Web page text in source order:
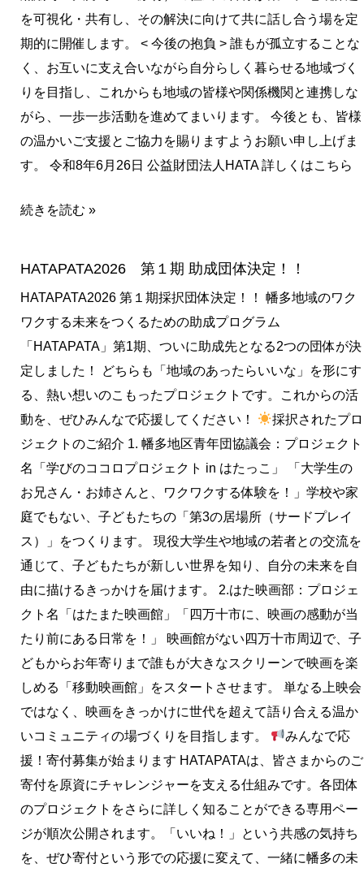
を可視化・共有し、その解決に向けて共に話し合う場を定
期的に開催します。 < 今後の抱負 > 誰もが孤立することな
く、お互いに支え合いながら自分らしく暮らせる地域づく
りを目指し、これからも地域の皆様や関係機関と連携しな
がら、一歩一歩活動を進めてまいります。 今後とも、皆様
の温かいご支援とご協力を賜りますようお願い申し上げま
す。 令和8年6月26日 公益財団法人HATA 詳しくはこちら
続きを読む »
HATAPATA2026 第１期 助成団体決定！！
HATAPATA2026 第１期採択団体決定！！ 幡多地域のワク
ワクする未来をつくるための助成プログラム
「HATAPATA」第1期、ついに助成先となる2つの団体が決
定しました！ どちらも「地域のあったらいいな」を形にす
る、熱い想いのこもったプロジェクトです。これからの活
動を、ぜひみんなで応援してください！
採択されたプロ
ジェクトのご紹介 1. 幡多地区青年団協議会：プロジェクト
名「学びのココロプロジェクト in はたっこ」 「大学生の
お兄さん・お姉さんと、ワクワクする体験を！」学校や家
庭でもない、子どもたちの「第3の居場所（サードプレイ
ス）」をつくります。 現役大学生や地域の若者との交流を
通じて、子どもたちが新しい世界を知り、自分の未来を自
由に描けるきっかけを届けます。 2.はた映画部：プロジェ
クト名「はたまた映画館」「四万十市に、映画の感動が当
たり前にある日常を！」 映画館がない四万十市周辺で、子
どもからお年寄りまで誰もが大きなスクリーンで映画を楽
しめる「移動映画館」をスタートさせます。 単なる上映会
ではなく、映画をきっかけに世代を超えて語り合える温か
いコミュニティの場づくりを目指します。
みんなで応
援！寄付募集が始まります HATAPATAは、皆さまからのご
寄付を原資にチャレンジャーを支える仕組みです。各団体
のプロジェクトをさらに詳しく知ることができる専用ペー
ジが順次公開されます。「いいね！」という共感の気持ち
を、ぜひ寄付という形での応援に変えて、一緒に幡多の未
HATAPATA2026
第
１
期
助
成
団
体
決
定！！